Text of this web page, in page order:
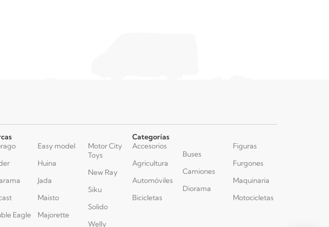
Eagle
Easy model
Huina
Jada
Maisto
Majorette
Motor City
Toys
New Ray
Siku
Solido
Welly
Categorías
Accesorios
Agricultura
Automóviles
Bicicletas
Buses
Camiones
Diorama
Figuras
Furgones
Maquinaria
Motocicletas